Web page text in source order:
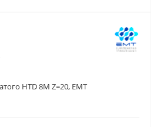
HTD 8M Z=20, EMT